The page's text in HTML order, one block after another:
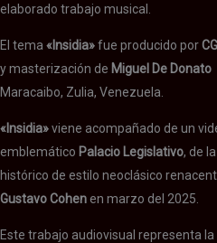
elaborado trabajo musical.
El tema «Insidia»fue producido por
y masterización de Miguel De Donato
Maracaibo, Zulia, Venezuela.
«Insidia»viene acompañado de un
emblemático Palacio Legislativo, de
histórico de estilo neoclásico
Gustavo Cohenen marzo del 2025.
Este trabajo audiovisual representa